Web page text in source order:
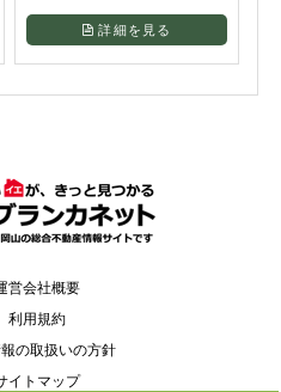
詳細を見る
営会社概要
利用規約
の取扱いの方針
イトマップ